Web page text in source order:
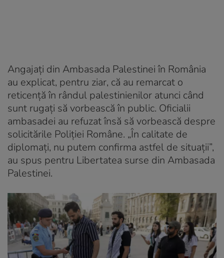
Angajaţi din Ambasada Palestinei în România
au explicat, pentru ziar, că au remarcat o
reticenţă în rândul palestinienilor atunci când
sunt rugaţi să vorbească în public. Oficialii
ambasadei au refuzat însă să vorbească despre
solicitările Poliţiei Române. „În calitate de
diplomaţi, nu putem confirma astfel de situații”,
au spus pentru Libertatea surse din Ambasada
Palestinei.